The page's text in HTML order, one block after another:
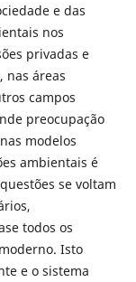
e das
nos
privadas e
nas áreas
campos
preocupação
modelos
ambientais é
se voltam
todos os
Isto
e o sistema